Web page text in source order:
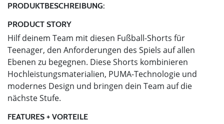
PRODUKTBESCHREIBUNG:
PRODUCT STORY
Hilf deinem Team mit diesen Fußball-Shorts für
Teenager, den Anforderungen des Spiels auf allen
Ebenen zu begegnen. Diese Shorts kombinieren
Hochleistungsmaterialien, PUMA-Technologie und
modernes Design und bringen dein Team auf die
nächste Stufe.
FEATURES + VORTEILE